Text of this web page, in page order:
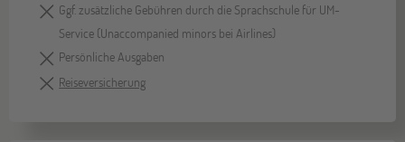
Ggf. zusätzliche Gebühren durch die Sprachschule für UM-
Service (Unaccompanied minors bei Airlines)
Persönliche Ausgaben
Reiseversicherung